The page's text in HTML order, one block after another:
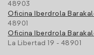
48903
Oficina Iberdrola
48901
Oficina Iberdrola
La Libertad 19 - 48901